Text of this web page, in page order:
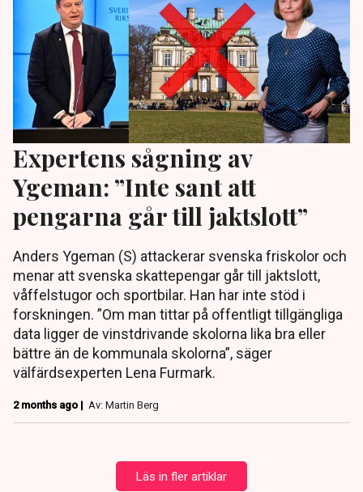
Expertens sågning av
Ygeman: ”Inte sant att
pengarna går till jaktslott”
Anders Ygeman (S) attackerar svenska friskolor och
menar att svenska skattepengar går till jaktslott,
våffelstugor och sportbilar. Han har inte stöd i
forskningen. ”Om man tittar på offentligt tillgängliga
data ligger de vinstdrivande skolorna lika bra eller
bättre än de kommunala skolorna”, säger
välfärdsexperten Lena Furmark.
2 months ago | Av: Martin Berg
Läs in fler artiklar